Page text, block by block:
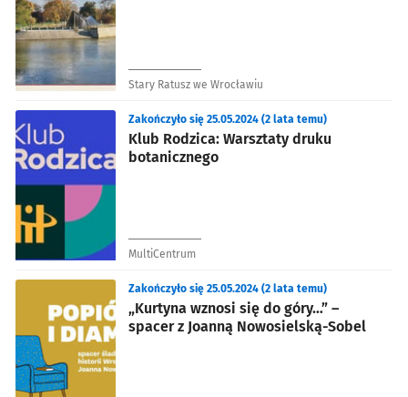
Stary Ratusz we Wrocławiu
Klub Rodzica: Warsztaty druku
botanicznego
Zakończyło się 25.05.2024 (2 lata temu)
MultiCentrum
„Kurtyna wznosi się do góry…” –
spacer z Joanną Nowosielską-Sobel
Zakończyło się 25.05.2024 (2 lata temu)